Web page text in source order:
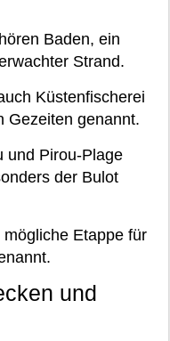
Baden, ein
Strand.
Küstenfischerei
Gezeiten genannt.
und Pirou-Plage
der Bulot
Etappe für
und